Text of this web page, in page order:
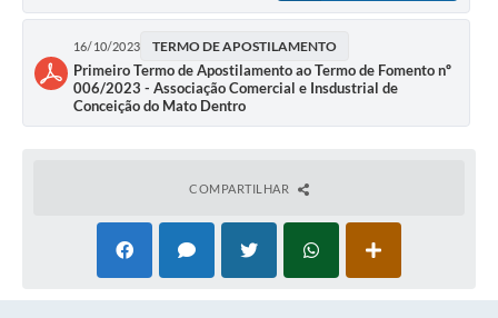
16/10/2023 TERMO DE APOSTILAMENTO
Primeiro Termo de Apostilamento ao Termo de Fomento nº
006/2023 - Associação Comercial e Insdustrial de
Conceição do Mato Dentro
COMPARTILHAR